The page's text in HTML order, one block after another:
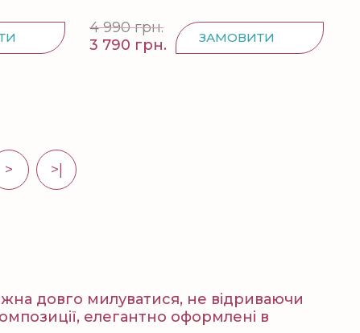
4 990 грн.
3 790 грн.
ЗАМОВИТИ
> >|
довго милуватися, не відриваючи
елегантно оформлені в